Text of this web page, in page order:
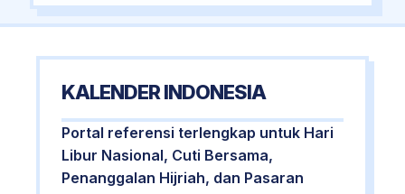
KALENDER INDONESIA
Portal referensi terlengkap untuk Hari
Libur Nasional, Cuti Bersama,
Penanggalan Hijriah, dan Pasaran